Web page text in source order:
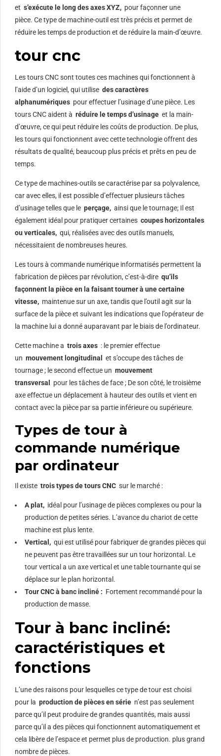
et s’exécute le long des axes XYZ, pour façonner une
pièce. Ce type de machine-outil est très précis et permet de
réduire les temps de production et de réduire la main-d’œuvre.
tour cnc
Les tours CNC sont toutes ces machines qui fonctionnent à
l’aide d’un logiciel, qui utilise des caractères
alphanumériques pour effectuer l’usinage d’une pièce. Les
tours CNC aident à réduire le temps d’usinage et la main-
d’œuvre, ce qui peut réduire les coûts de production. De plus,
les tours qui fonctionnent avec cette technologie offrent des
résultats de qualité, beaucoup plus précis et prêts en peu de
temps.
Ce type de machines-outils se caractérise par sa polyvalence,
car avec elles, il est possible d’effectuer plusieurs tâches
d’usinage telles que le perçage, ainsi que le tournage; Il est
également idéal pour pratiquer certaines coupes horizontales
ou verticales, qui, réalisées avec des outils manuels,
nécessitaient de nombreuses heures.
Les tours à commande numérique informatisés permettent la
fabrication de pièces par révolution, c’est-à-dire qu’ils
façonnent la pièce en la faisant tourner à une certaine
vitesse, maintenue sur un axe, tandis que l’outil agit sur la
surface de la pièce et suivant les indications que l’opérateur de
la machine lui a donné auparavant par le biais de l’ordinateur.
Cette machine a trois axes : le premier effectue
un mouvement longitudinal
et s’occupe des tâches de
tournage ; le second effectue un mouvement
transversal
pour les tâches de face ; De son côté, le troisième
axe effectue un déplacement à hauteur des outils et vient en
contact avec la pièce par sa partie inférieure ou supérieure.
Types de tour à
commande numérique
par ordinateur
Il existe trois types de tours CNC sur le marché :
A plat, idéal pour l’usinage de pièces complexes ou pour la
production de petites séries. L’avance du chariot de cette
machine est plus lente.
Vertical, qui est utilisé pour fabriquer de grandes pièces qui
ne peuvent pas être travaillées sur un tour horizontal. Le
tour vertical a un axe vertical et une table tournante qui se
déplace sur le plan horizontal.
Tour CNC à banc incliné : Fortement recommandé pour la
production de masse.
Tour à banc incliné:
caractéristiques et
fonctions
L’une des raisons pour lesquelles ce type de tour est choisi
pour la production de pièces en série n’est pas seulement
parce qu’il peut produire de grandes quantités, mais aussi
parce qu’il a des pièces qui fonctionnent automatiquement et
cela libère de l’espace et permet plus de production. plus grand
nombre de pièces.